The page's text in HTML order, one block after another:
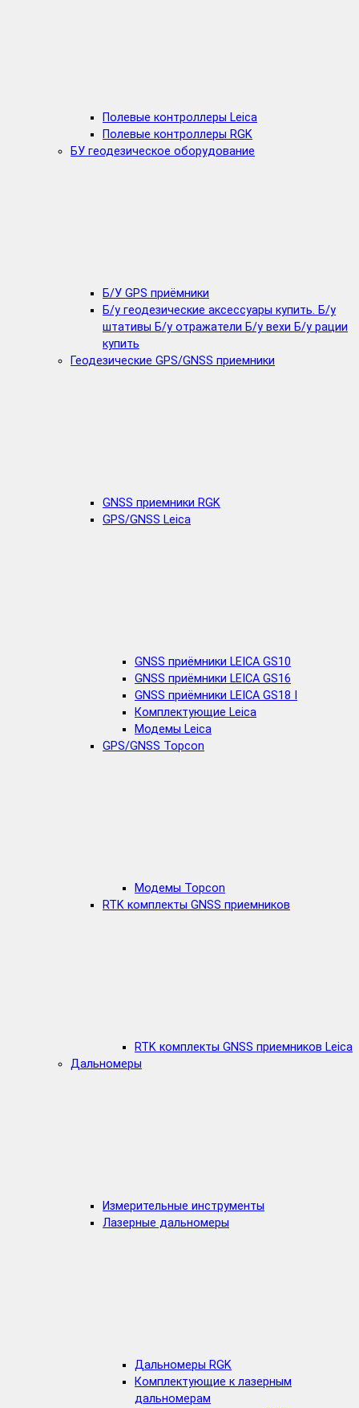
Полевые контроллеры Leica
Полевые контроллеры RGK
БУ геодезическое оборудование
Б/У GPS приёмники
Б/у геодезические аксессуары купить. Б/у
штативы Б/у отражатели Б/у вехи Б/у рации
купить
Геодезические GPS/GNSS приемники
GNSS приемники RGK
GPS/GNSS Leica
GNSS приёмники LEICA GS10
GNSS приёмники LEICA GS16
GNSS приёмники LEICA GS18 I
Комплектующие Leica
Модемы Leica
GPS/GNSS Topcon
Модемы Topcon
RTK комплекты GNSS приемников
RTK комплекты GNSS приемников Leica
Дальномеры
Измерительные инструменты
Лазерные дальномеры
Дальномеры RGK
Комплектующие к лазерным
дальномерам